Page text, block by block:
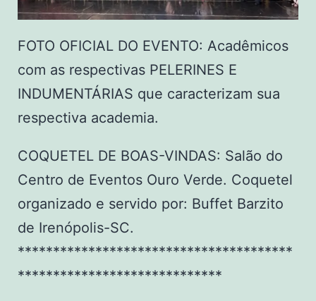
FOTO OFICIAL DO EVENTO: Acadêmicos
com as respectivas PELERINES E
INDUMENTÁRIAS que caracterizam sua
respectiva academia.
COQUETEL DE BOAS-VINDAS: Salão do
Centro de Eventos Ouro Verde. Coquetel
organizado e servido por: Buffet Barzito
de Irenópolis-SC.
***************************************
*****************************